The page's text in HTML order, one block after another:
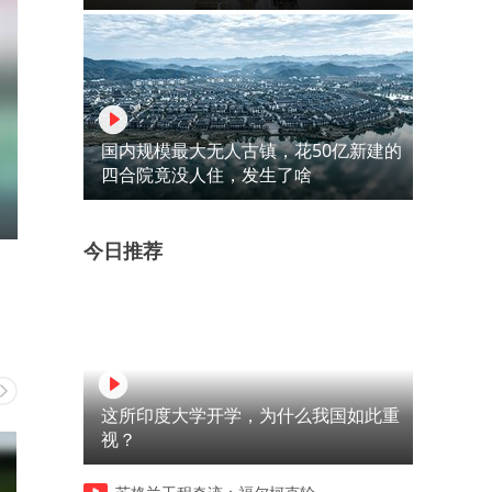
国内规模最大无人古镇，花50亿新建的
四合院竟没人住，发生了啥
今日推荐
这所印度大学开学，为什么我国如此重
视？